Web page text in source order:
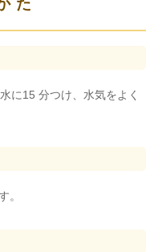
た
に15 分つけ、水気をよく
。